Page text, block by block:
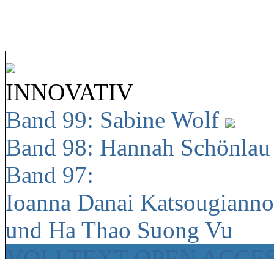
INNOVATIV
Band 99: Sabine Wolf
Band 98: Hannah
Band 97:
Ioanna Danai
und Ha Thao Suong Vu